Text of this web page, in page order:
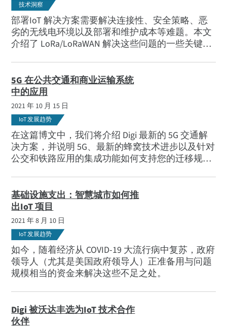
技术洞察
部署IoT 解决方案需要解决连接性、安全策略、恶
劣的无线电环境以及部署和维护成本等难题。本文
介绍了 LoRa/LoRaWAN 解决这些问题的一些关键优
5G 在公共交通和商业运输系统
中的应用
2021 年 10 月 15 日
IoT 发展趋势
在这篇博文中，我们将介绍 Digi 最新的 5G 交通解
决方案，并说明 5G、最新的蜂窝技术进步以及针对
公交和铁路应用的集成功能如何支持您的迁移规划
基础设施支出：智慧城市如何推
出IoT 项目
2021 年 8 月 10 日
IoT 发展趋势
如今，随着经济从 COVID-19 大流行病中复苏，政府
领导人（尤其是美国政府领导人）正准备用与问题
规模相当的资金来解决这些不足之处。
Digi 被沃达丰选为IoT 技术合作
伙伴